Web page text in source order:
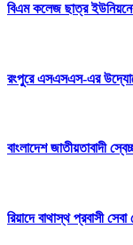
বিএম কলেজ ছাত্র
রংপুরে এসএসএস-এর
বাংলাদেশ জাতীয়তাবাদী
রিয়াদে বাথাস্থ প্রবাসী